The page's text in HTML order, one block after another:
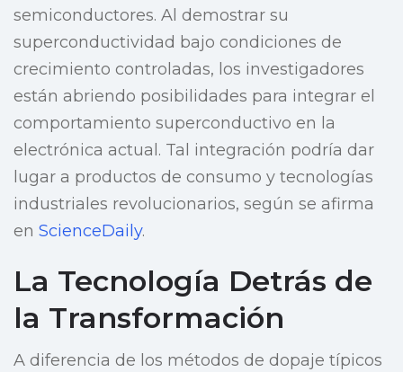
semiconductores. Al demostrar su
superconductividad bajo condiciones de
crecimiento controladas, los investigadores
están abriendo posibilidades para integrar el
comportamiento superconductivo en la
electrónica actual. Tal integración podría dar
lugar a productos de consumo y tecnologías
industriales revolucionarios, según se afirma
en ScienceDaily.
La Tecnología Detrás de
la Transformación
A diferencia de los métodos de dopaje típicos